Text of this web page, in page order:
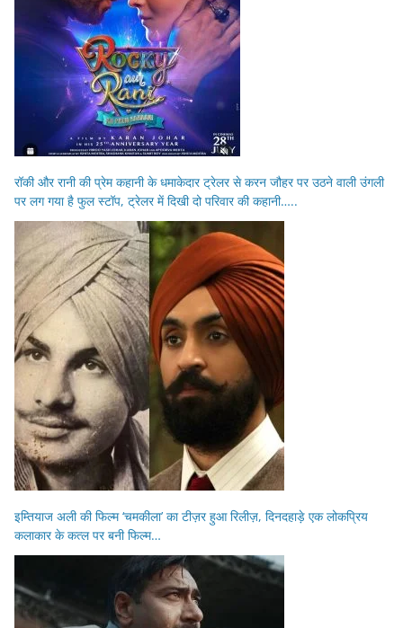
रॉकी और रानी की प्रेम कहानी के धमाकेदार ट्रेलर से करन जौहर पर उठने वाली उंगली
पर लग गया है फुल स्टॉप, ट्रेलर में दिखी दो परिवार की कहानी…..
इम्तियाज अली की फिल्म ‘चमकीला’ का टीज़र हुआ रिलीज़, दिनदहाड़े एक लोकप्रिय
कलाकार के कत्ल पर बनी फिल्म…